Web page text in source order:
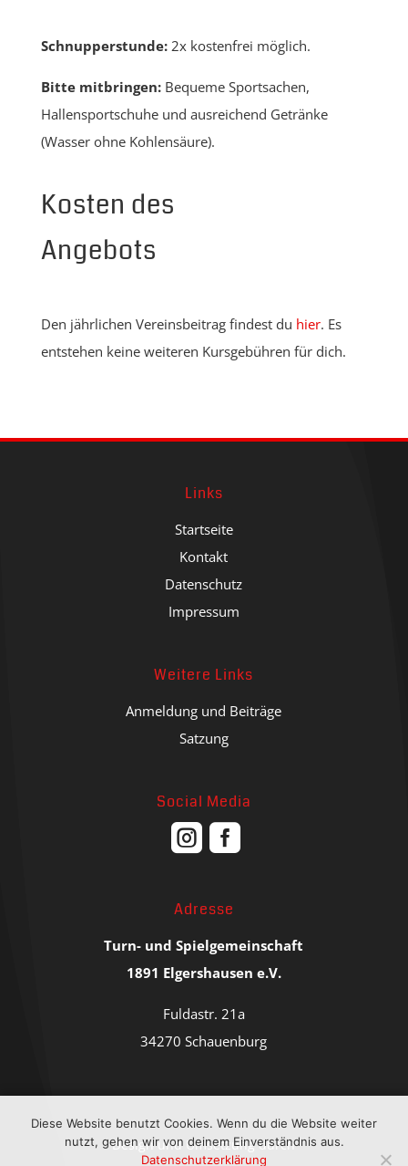
Schnupperstunde: 2x kostenfrei möglich.
Bitte mitbringen:Bequeme Sportsachen,
Hallensportschuhe und ausreichend Getränke
(Wasser ohne Kohlensäure).
Kosten des
Angebots
Den jährlichen Vereinsbeitrag findest du hier. Es
entstehen keine weiteren Kursgebühren für dich.
Links
Startseite
Kontakt
Datenschutz
Impressum
Weitere Links
Anmeldung und Beiträge
Satzung
Social Media
 
Adresse
Turn- und Spielgemeinschaft
1891 Elgershausen e.V.
Fuldastr. 21a
34270 Schauenburg
Design und Umsetzung durch
Diese Website benutzt Cookies. Wenn du die Website weiter
nutzt, gehen wir von deinem Einverständnis aus.
Datenschutzerklärung